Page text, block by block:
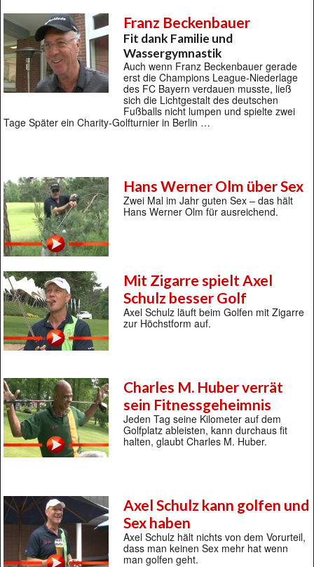
Franz Beckenbauer
Fit dank Familie und
Wassergymnastik
Auch wenn Franz Beckenbauer gerade
erst die Champions League-Niederlage
des FC Bayern verdauen musste, ließ
sich die Lichtgestalt des deutschen
Fußballs nicht lumpen und spielte zwei
Tage Später ein Charity-Golfturnier in Berlin …
Hans Werner Olm über Sex
Zwei Mal im Jahr guten Sex – das hält
Hans Werner Olm für ausreichend.
Mit Zigarre spielt Axel
Schulz besser Golf
Axel Schulz läuft beim Golfen mit Zigarre
zur Höchstform auf.
Charles M. Huber verrät
sein Fitnessgeheimnis
Jeden Tag seine Kilometer auf dem
Golfplatz ableisten, kann durchaus fit
halten, glaubt Charles M. Huber.
Axel Schulz kann golfen und
Sex haben
Axel Schulz hält nichts von dem Vorurteil,
dass man keinen Sex mehr hat wenn
man golfen geht.